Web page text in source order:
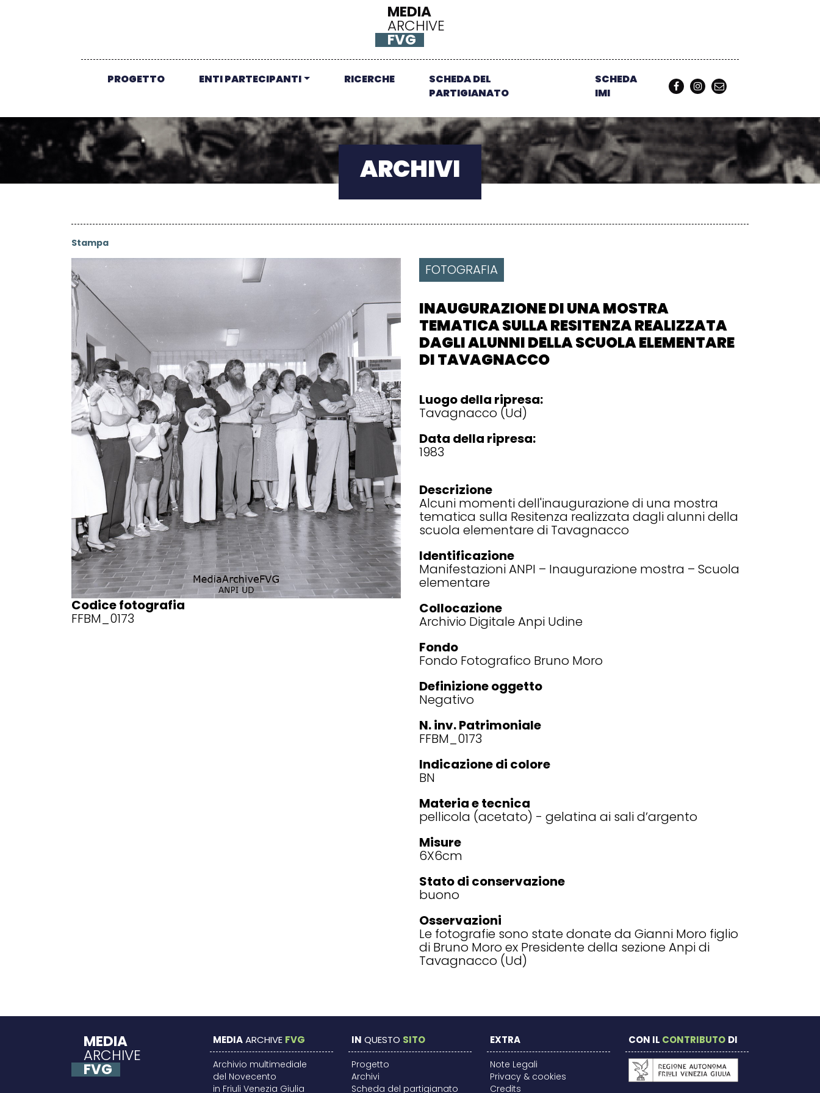
MEDIA
ARCHIVE
FVG
PROGETTO ENTI PARTECIPANTI RICERCHE
SCHEDA DEL
PARTIGIANATO
SCHEDA
IMI
ARCHIVI
Stampa
Codice fotografia
FFBM_0173
FOTOGRAFIA
INAUGURAZIONE DI UNA MOSTRA
TEMATICA SULLA RESITENZA REALIZZATA
DAGLI ALUNNI DELLA SCUOLA ELEMENTARE
DI TAVAGNACCO
Luogo della ripresa:
Tavagnacco (Ud)
Data della ripresa:
1983
Descrizione
Alcuni momenti dell'inaugurazione di una mostra
tematica sulla Resitenza realizzata dagli alunni della
scuola elementare di Tavagnacco
Identificazione
Manifestazioni ANPI – Inaugurazione mostra – Scuola
elementare
Collocazione
Archivio Digitale Anpi Udine
Fondo
Fondo Fotografico Bruno Moro
Definizione oggetto
Negativo
N. inv. Patrimoniale
FFBM_0173
Indicazione di colore
BN
Materia e tecnica
pellicola (acetato) - gelatina ai sali d’argento
Misure
6X6cm
Stato di conservazione
buono
Osservazioni
Le fotografie sono state donate da Gianni Moro figlio
di Bruno Moro ex Presidente della sezione Anpi di
Tavagnacco (Ud)
MEDIA
ARCHIVE
FVG
MEDIAARCHIVE FVG
Archivio multimediale
del Novecento
in Friuli Venezia Giulia
IN QUESTO SITO
Progetto
Archivi
Scheda del partigianato
EXTRA
Note Legali
Privacy & cookies
Credits
CON IL CONTRIBUTO DI